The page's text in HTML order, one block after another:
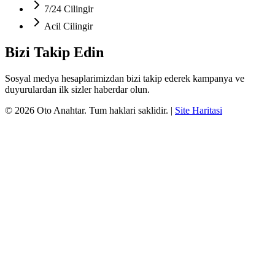
7/24 Cilingir
Acil Cilingir
Bizi Takip Edin
Sosyal medya hesaplarimizdan bizi takip ederek kampanya ve
duyurulardan ilk sizler haberdar olun.
© 2026 Oto Anahtar. Tum haklari saklidir. | Site Haritasi